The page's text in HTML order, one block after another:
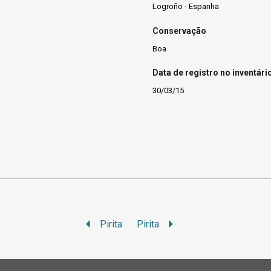
Logroño - Espanha
Conservação
Boa
Data de registro no
30/03/15
Pirita Pirita